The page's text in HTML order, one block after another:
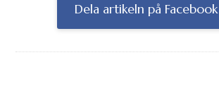
Dela artikeln på Facebook